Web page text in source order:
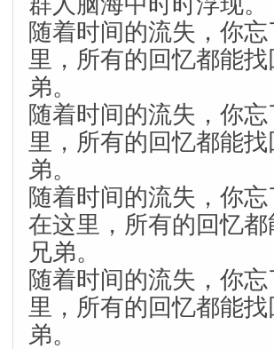
随着时间的流失，你
里，所有的回忆都能
弟。
随着时间的流失，你
里，所有的回忆都能
弟。
随着时间的流失，你
在这里，所有的回忆
兄弟。
随着时间的流失，你
里，所有的回忆都能
弟。